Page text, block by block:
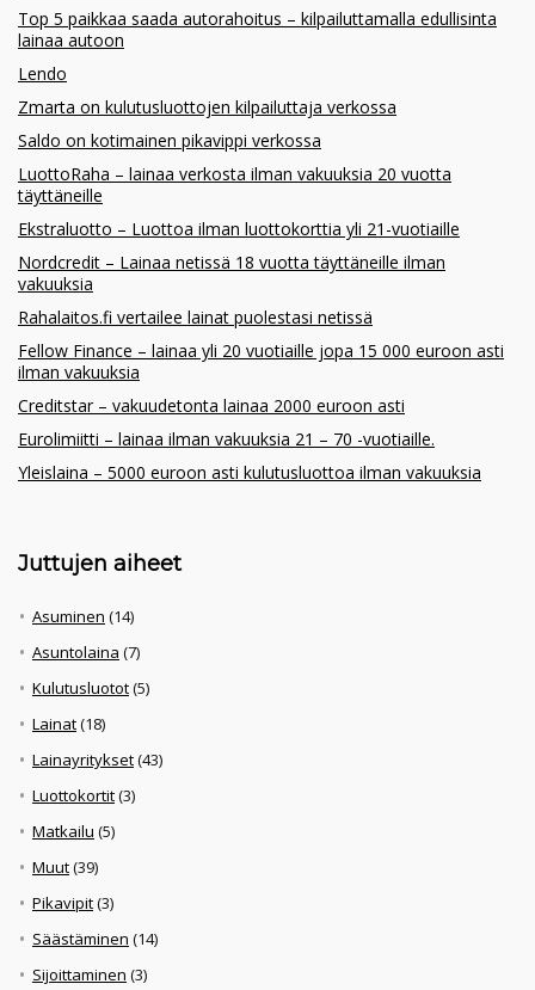
Top 5 paikkaa saada autorahoitus – kilpailuttamalla edullisinta
lainaa autoon
Lendo
Zmarta on kulutusluottojen kilpailuttaja verkossa
Saldo on kotimainen pikavippi verkossa
LuottoRaha – lainaa verkosta ilman vakuuksia 20 vuotta
täyttäneille
Ekstraluotto – Luottoa ilman luottokorttia yli 21-vuotiaille
Nordcredit – Lainaa netissä 18 vuotta täyttäneille ilman
vakuuksia
Rahalaitos.fi vertailee lainat puolestasi netissä
Fellow Finance – lainaa yli 20 vuotiaille jopa 15 000 euroon asti
ilman vakuuksia
Creditstar – vakuudetonta lainaa 2000 euroon asti
Eurolimiitti – lainaa ilman vakuuksia 21 – 70 -vuotiaille.
Yleislaina – 5000 euroon asti kulutusluottoa ilman vakuuksia
Juttujen aiheet
Asuminen (14)
Asuntolaina (7)
Kulutusluotot(5)
Lainat(18)
Lainayritykset(43)
Luottokortit(3)
Matkailu (5)
Muut(39)
Pikavipit(3)
Säästäminen (14)
Sijoittaminen (3)